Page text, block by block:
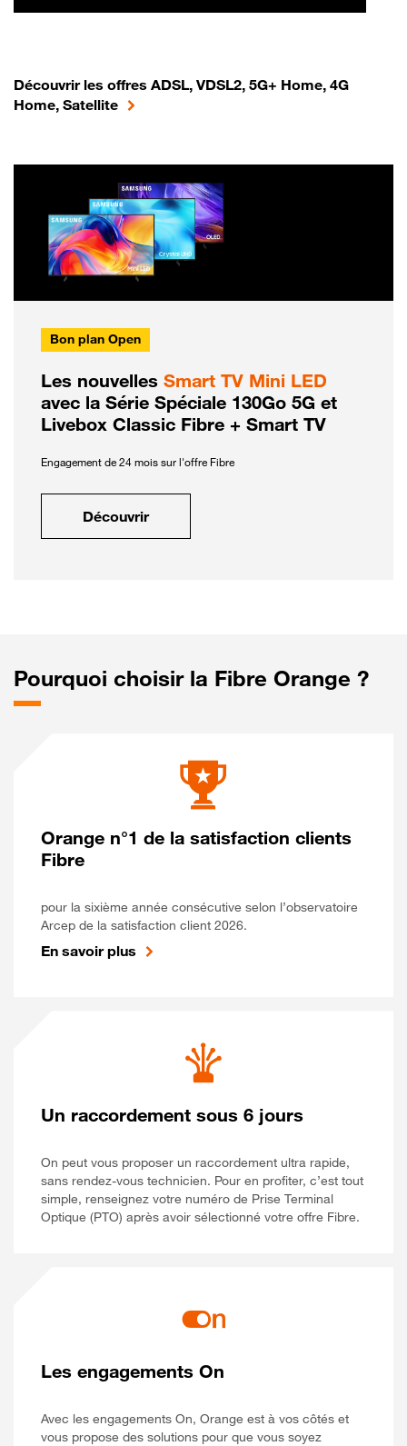
Découvrir les offres ADSL, VDSL2, 5G+ Home, 4G
Home, Satellite
Bon plan Open
Les nouvelles Smart TV Mini LED
avec la Série Spéciale 130Go 5G et
Livebox Classic Fibre + Smart TV
Engagement de 24 mois sur l'offre Fibre
Découvrir
Pourquoi choisir la Fibre Orange ?
Orange n°1 de la satisfaction clients
Fibre
pour la sixième année consécutive selon l’observatoire
Arcep de la satisfaction client 2026.
En savoir plus
Un raccordement sous 6 jours
On peut vous proposer un raccordement ultra rapide,
sans rendez-vous technicien. Pour en profiter, c’est tout
simple, renseignez votre numéro de Prise Terminal
Optique (PTO) après avoir sélectionné votre offre Fibre.
Les engagements On
Avec les engagements On, Orange est à vos côtés et
vous propose des solutions pour que vous soyez